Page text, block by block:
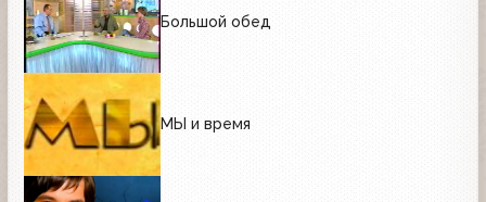
Большой обед
МЫ и время